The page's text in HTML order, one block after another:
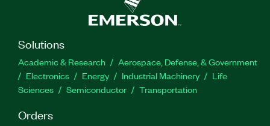
Solutions
Academic & Research
Aerospace, Defense, & Government
Electronics
Energy Industrial Machinery
Life
Sciences
Semiconductor Transportation
Orders